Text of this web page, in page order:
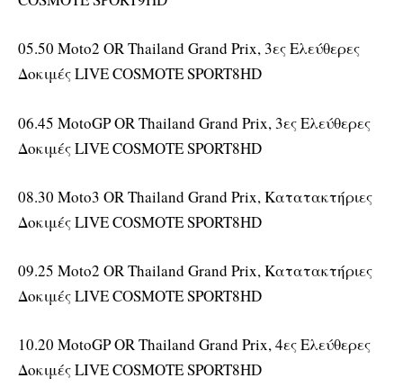
05.50 Moto2 OR Thailand Grand Prix, 3ες Ελεύθερες
Δοκιμές LIVE COSMOTE SPORT8HD
06.45 MotoGP OR Thailand Grand Prix, 3ες Ελεύθερες
Δοκιμές LIVE COSMOTE SPORT8HD
08.30 Moto3 OR Thailand Grand Prix, Κατατακτήριες
Δοκιμές LIVE COSMOTE SPORT8HD
09.25 Moto2 OR Thailand Grand Prix, Κατατακτήριες
Δοκιμές LIVE COSMOTE SPORT8HD
10.20 MotoGP OR Thailand Grand Prix, 4ες Ελεύθερες
Δοκιμές LIVE COSMOTE SPORT8HD